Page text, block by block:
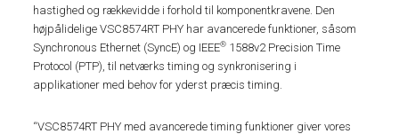
hastighed og rækkevidde i forhold til komponentkravene. Den
højpålidelige VSC8574RT PHY har avancerede funktioner, såsom
Synchronous Ethernet (SyncE) og IEEE® 1588v2 Precision Time
Protocol (PTP), til netværks timing og synkronisering i
applikationer med behov for yderst præcis timing.
“VSC8574RT PHY med avancerede timing funktioner giver vores